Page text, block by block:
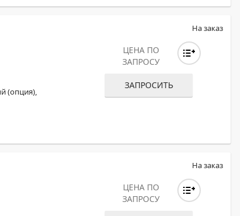
(опция),
На заказ
ЦЕНА ПО
ЗАПРОСУ
ЗАПРОСИТЬ
На заказ
ЦЕНА ПО
ЗАПРОСУ